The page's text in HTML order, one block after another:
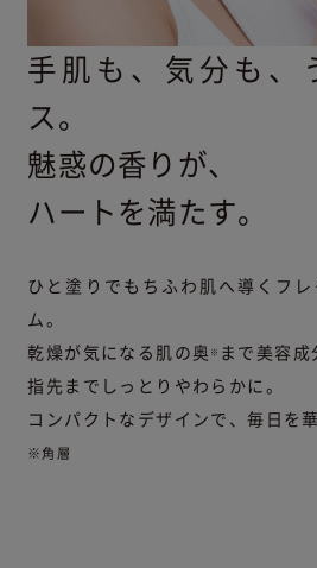
手肌も、気分も、
ス。
魅惑の香りが、
ハートを満たす。
ひと塗りでもちふわ肌へ導くフ
ム。
乾燥が気になる肌の奥 ※ まで美容成
指先までしっとりやわらかに。
コンパクトなデザインで、毎日を
※角層